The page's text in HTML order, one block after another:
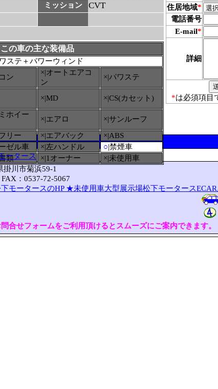
ミッション CVT
この車の主な装備品
ステ＋パワーウィンド
ン
×|オートエアコ
ン
×|パワステ
×|MD
×|CS(カセット)
ホイー
×|エアロ
×|サンルーフ
リー
×|エアバック
×|ABS
ゼル車
×|左ハンドル ○|禁煙車
類
×|1オーナー ×|未使用車
住居地域*
電話番号
E-mail*
詳細
*は必須項目
ータース
掛川市菊浜59-1
：0537-72-5067
モータースのHP ★未使用車大型展示場松下モータース
合せフォームをご利用頂けるとスムーズにご案内できます。